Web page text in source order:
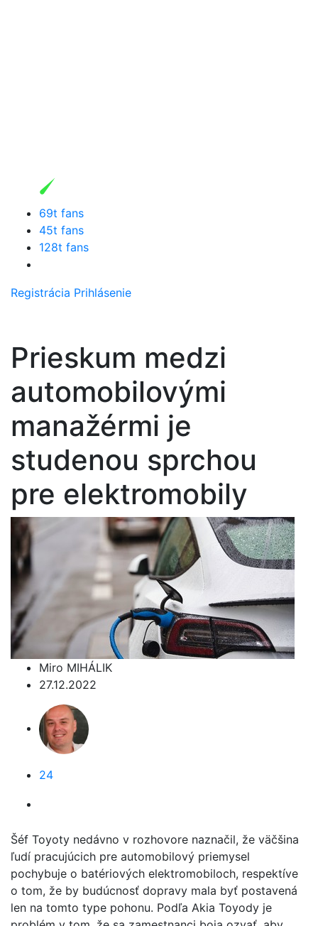
69t fans
45t fans
128t fans
Registrácia Prihlásenie
Prieskum medzi
automobilovými
manažérmi je
studenou sprchou
pre elektromobily
Miro MIHÁLIK
27.12.2022
24
Šéf Toyoty nedávno v rozhovore naznačil, že väčšina
ľudí pracujúcich pre automobilový priemysel
pochybuje o batériových elektromobiloch, respektíve
o tom, že by budúcnosť dopravy mala byť postavená
len na tomto type pohonu. Podľa Akia Toyody je